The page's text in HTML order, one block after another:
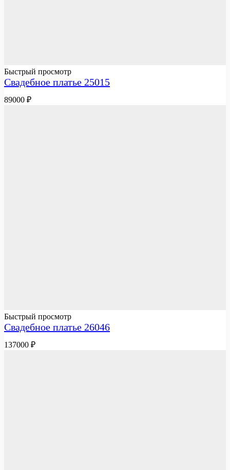
Быстрый просмотр
Свадебное платье 25015
89000 ₽
Быстрый просмотр
Свадебное платье 26046
137000 ₽